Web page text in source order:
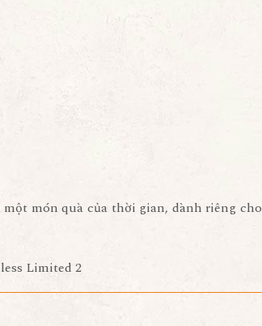
một món quà của thời gian, dành riêng cho